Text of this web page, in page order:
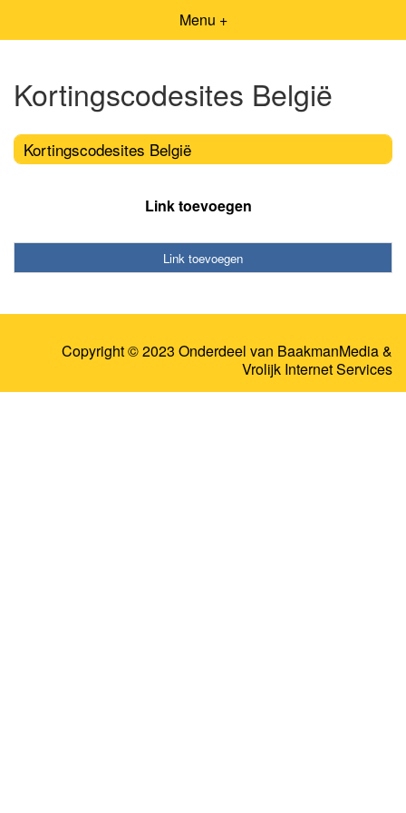
Menu +
Kortingscodesites België
Kortingscodesites België
Link toevoegen
Link toevoegen
Copyright © 2023 Onderdeel van BaakmanMedia&
Vrolijk Internet Services